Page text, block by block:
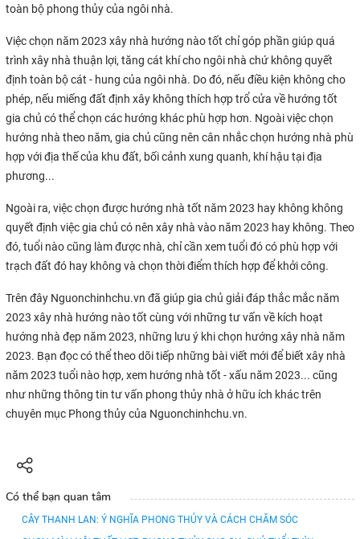
toàn bộ phong thủy của ngôi nhà.
Việc chọn năm 2023 xây nhà hướng nào tốt chỉ góp phần giúp quá
trình xây nhà thuận lợi, tăng cát khí cho ngôi nhà chứ không quyết
định toàn bộ cát - hung của ngôi nhà. Do đó, nếu điều kiện không cho
phép, nếu miếng đất định xây không thích hợp trổ cửa về hướng tốt
gia chủ có thể chọn các hướng khác phù hợp hơn. Ngoài việc chọn
hướng nhà theo năm, gia chủ cũng nên cân nhắc chọn hướng nhà phù
hợp với địa thế của khu đất, bối cảnh xung quanh, khí hậu tại địa
phương...
Ngoài ra, việc chọn được hướng nhà tốt năm 2023 hay không không
quyết định việc gia chủ có nên xây nhà vào năm 2023 hay không. Theo
đó, tuổi nào cũng làm được nhà, chỉ cần xem tuổi đó có phù hợp với
trạch đất đó hay không và chọn thời điểm thích hợp để khởi công.
Trên đây Nguonchinhchu.vn đã giúp gia chủ giải đáp thắc mắc năm
2023 xây nhà hướng nào tốt cùng với những tư vấn về kích hoạt
hướng nhà đẹp năm 2023, những lưu ý khi chọn hướng xây nhà năm
2023. Bạn đọc có thể theo dõi tiếp những bài viết mới để biết xây nhà
năm 2023 tuổi nào hợp, xem hướng nhà tốt - xấu năm 2023... cũng
như những thông tin tư vấn phong thủy nhà ở hữu ích khác trên
chuyên mục Phong thủy của Nguonchinhchu.vn.
Có thể bạn quan tâm
CÂY THANH LAN: Ý NGHĨA PHONG THỦY VÀ CÁCH CHĂM SÓC